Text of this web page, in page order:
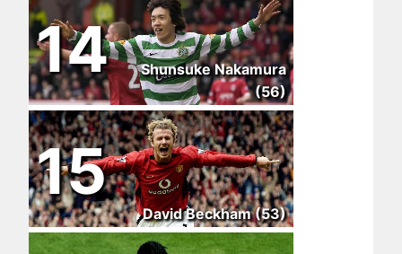
14
Shunsuke Nakamura
(56)
15
David Beckham (53)